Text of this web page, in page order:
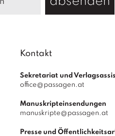
Kontakt
Sekretariat und
office@passagen.at
Manuskripteinsendungen
manuskripte@passagen.at
Presse und